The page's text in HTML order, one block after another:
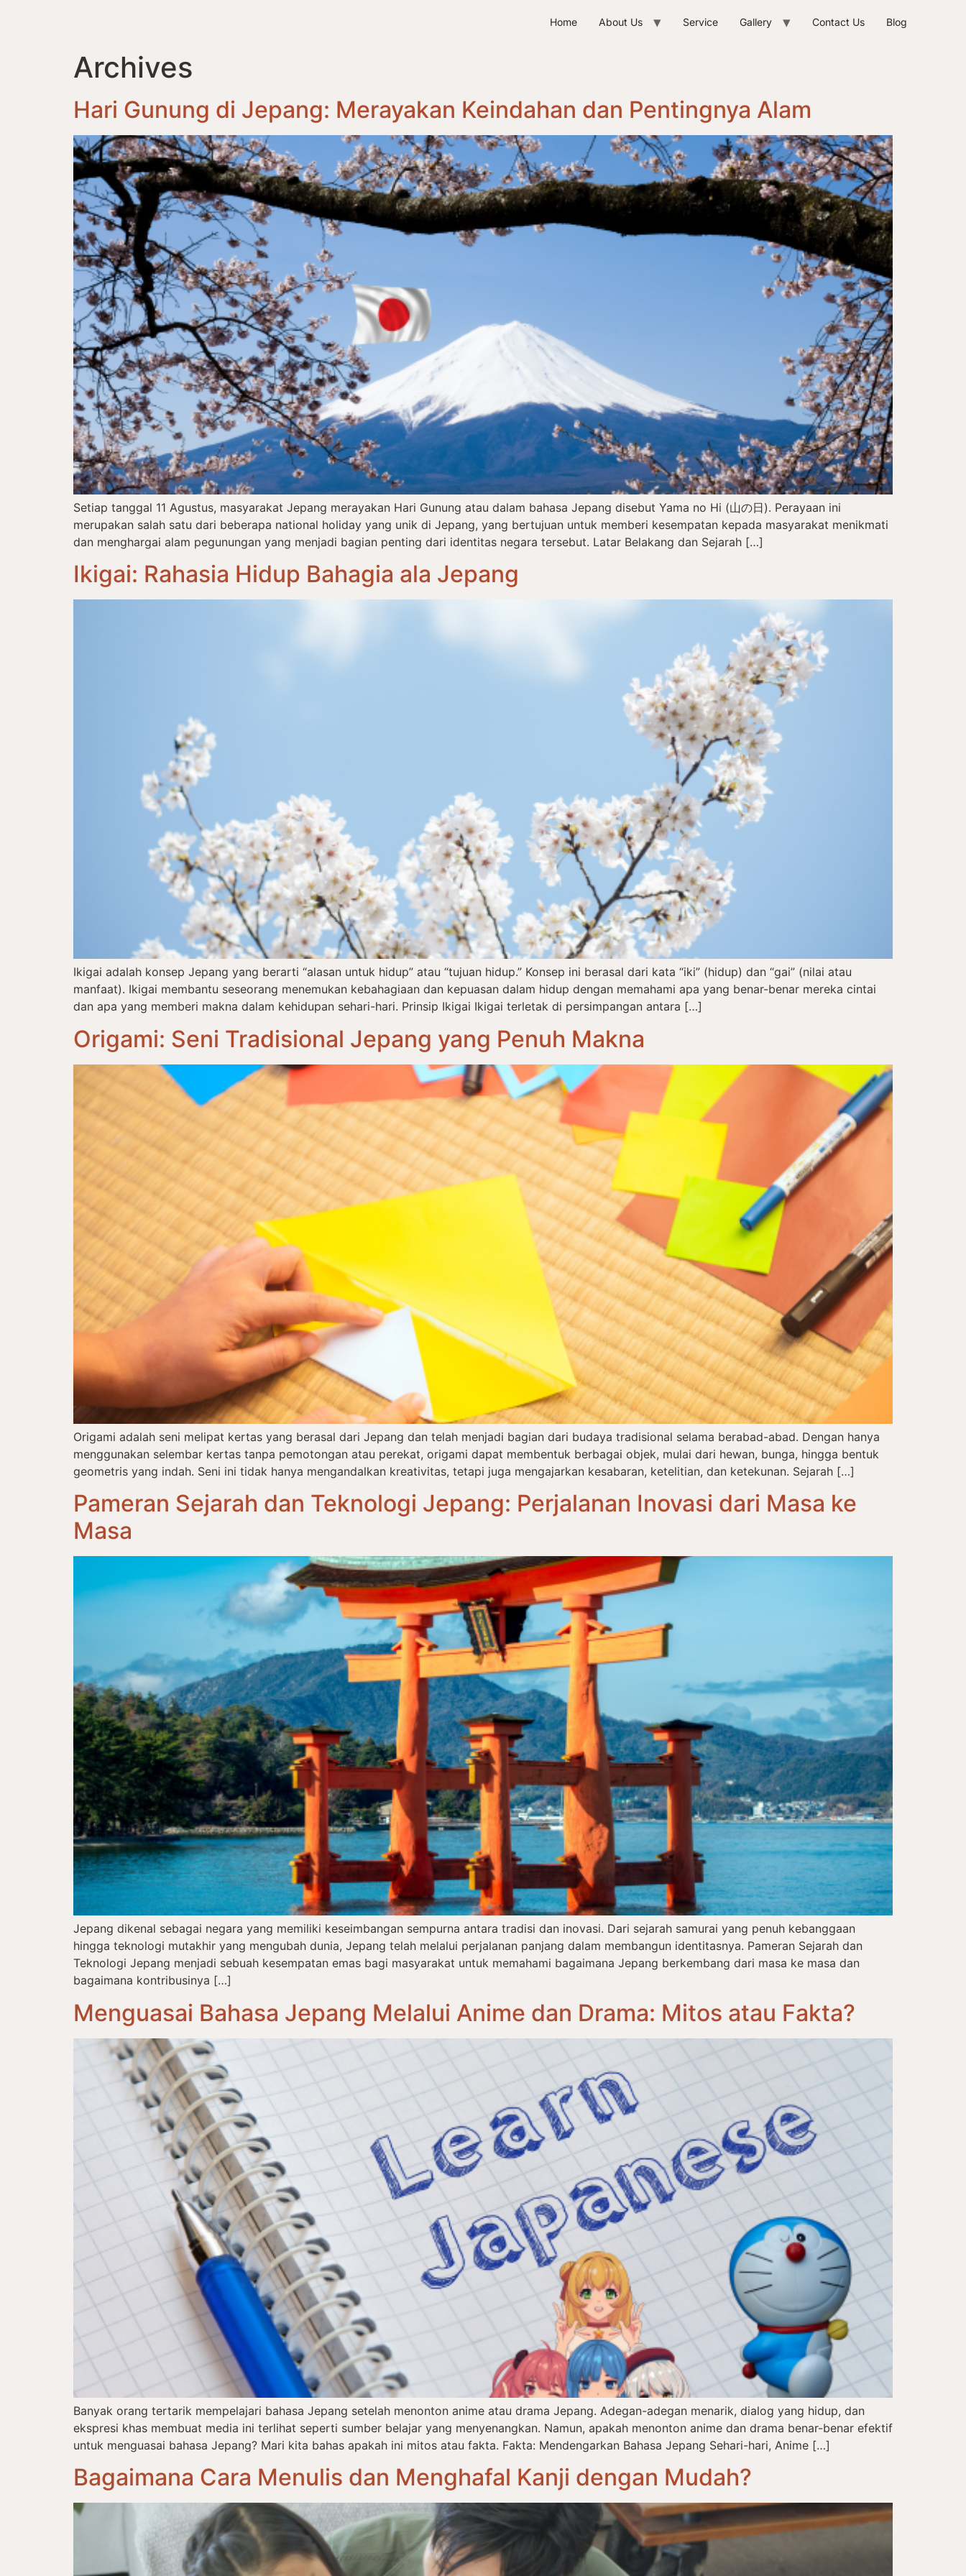
Home About Us Service Gallery Contact Us Blog
Archives
Hari Gunung di Jepang: Merayakan Keindahan dan Pentingnya Alam
Setiap tanggal 11 Agustus, masyarakat Jepang merayakan Hari Gunung atau dalam bahasa Jepang disebut Yama no Hi (山の日). Perayaan ini
merupakan salah satu dari beberapa national holiday yang unik di Jepang, yang bertujuan untuk memberi kesempatan kepada masyarakat menikmati
dan menghargai alam pegunungan yang menjadi bagian penting dari identitas negara tersebut. Latar Belakang dan Sejarah […]
Ikigai: Rahasia Hidup Bahagia ala Jepang
Ikigai adalah konsep Jepang yang berarti “alasan untuk hidup” atau “tujuan hidup.” Konsep ini berasal dari kata “iki” (hidup) dan “gai” (nilai atau
manfaat). Ikigai membantu seseorang menemukan kebahagiaan dan kepuasan dalam hidup dengan memahami apa yang benar-benar mereka cintai
dan apa yang memberi makna dalam kehidupan sehari-hari. Prinsip Ikigai Ikigai terletak di persimpangan antara […]
Origami: Seni Tradisional Jepang yang Penuh Makna
Origami adalah seni melipat kertas yang berasal dari Jepang dan telah menjadi bagian dari budaya tradisional selama berabad-abad. Dengan hanya
menggunakan selembar kertas tanpa pemotongan atau perekat, origami dapat membentuk berbagai objek, mulai dari hewan, bunga, hingga bentuk
geometris yang indah. Seni ini tidak hanya mengandalkan kreativitas, tetapi juga mengajarkan kesabaran, ketelitian, dan ketekunan. Sejarah […]
Pameran Sejarah dan Teknologi Jepang: Perjalanan Inovasi dari Masa ke
Masa
Jepang dikenal sebagai negara yang memiliki keseimbangan sempurna antara tradisi dan inovasi. Dari sejarah samurai yang penuh kebanggaan
hingga teknologi mutakhir yang mengubah dunia, Jepang telah melalui perjalanan panjang dalam membangun identitasnya. Pameran Sejarah dan
Teknologi Jepang menjadi sebuah kesempatan emas bagi masyarakat untuk memahami bagaimana Jepang berkembang dari masa ke masa dan
bagaimana kontribusinya […]
Menguasai Bahasa Jepang Melalui Anime dan Drama: Mitos atau Fakta?
Banyak orang tertarik mempelajari bahasa Jepang setelah menonton anime atau drama Jepang. Adegan-adegan menarik, dialog yang hidup, dan
ekspresi khas membuat media ini terlihat seperti sumber belajar yang menyenangkan. Namun, apakah menonton anime dan drama benar-benar efektif
untuk menguasai bahasa Jepang? Mari kita bahas apakah ini mitos atau fakta. Fakta: Mendengarkan Bahasa Jepang Sehari-hari, Anime […]
Bagaimana Cara Menulis dan Menghafal Kanji dengan Mudah?